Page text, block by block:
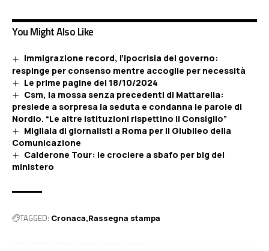
You Might Also Like
Immigrazione record, l’ipocrisia del governo:
respinge per consenso mentre accoglie per necessità
Le prime pagine del 18/10/2024
Csm, la mossa senza precedenti di Mattarella:
presiede a sorpresa la seduta e condanna le parole di
Nordio. “Le altre istituzioni rispettino il Consiglio”
Migliaia di giornalisti a Roma per il Giubileo della
Comunicazione
Calderone Tour: le crociere a sbafo per big del
ministero
TAGGED: Cronaca Rassegna stampa